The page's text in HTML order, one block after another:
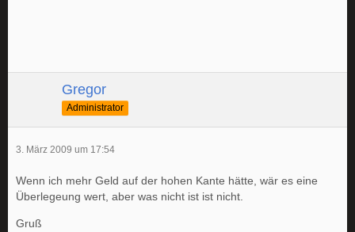
Gregor
Administrator
3. März 2009 um 17:54
Wenn ich mehr Geld auf der hohen Kante hätte, wär es eine
Überlegeung wert, aber was nicht ist ist nicht.
Gruß